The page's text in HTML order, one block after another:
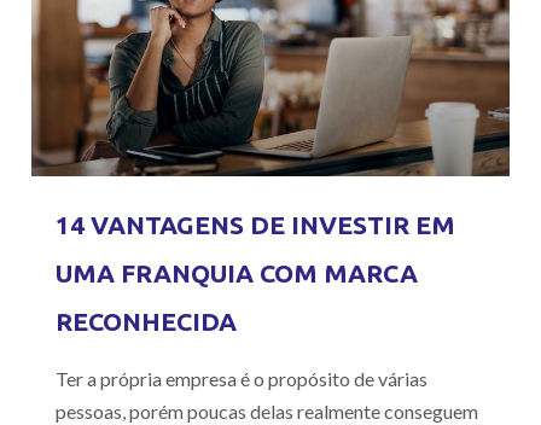
14 VANTAGENS DE INVESTIR EM
UMA FRANQUIA COM MARCA
RECONHECIDA
Ter a própria empresa é o propósito de várias
pessoas, porém poucas delas realmente conseguem